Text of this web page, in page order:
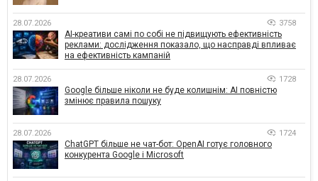
28.07.2026 3758
AI-креативи самі по собі не підвищують ефективність
реклами: дослідження показало, що насправді впливає
на ефективність кампаній
28.07.2026 1728
Google більше ніколи не буде колишнім: AI повністю
змінює правила пошуку
28.07.2026 1724
ChatGPT більше не чат-бот: OpenAI готує головного
конкурента Google і Microsoft